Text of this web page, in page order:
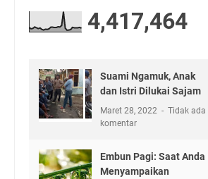
4,417,464
Suami Ngamuk, Anak
dan Istri Dilukai Sajam
Maret 28, 2022
Tidak ada
komentar
Embun Pagi: Saat Anda
Menyampaikan